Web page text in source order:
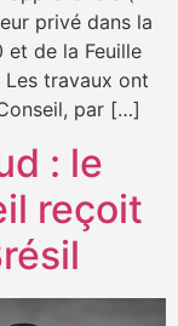
privé dans la
de la Feuille
travaux ont
par […]
: le
reçoit